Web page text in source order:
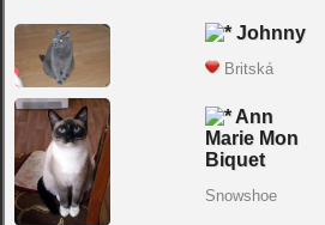
Johnny
Britská
Ann
Marie Mon
Biquet
Snowshoe